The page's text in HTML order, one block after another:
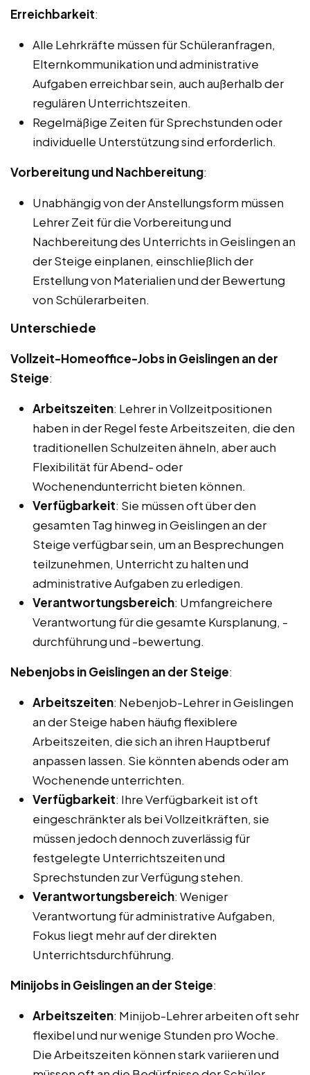
Erreichbarkeit:
Alle Lehrkräfte müssen für Schüleranfragen,
Elternkommunikation und administrative
Aufgaben erreichbar sein, auch außerhalb der
regulären Unterrichtszeiten.
Regelmäßige Zeiten für Sprechstunden oder
individuelle Unterstützung sind erforderlich.
Vorbereitung und Nachbereitung:
Unabhängig von der Anstellungsform müssen
Lehrer Zeit für die Vorbereitung und
Nachbereitung des Unterrichts in Geislingen an
der Steige einplanen, einschließlich der
Erstellung von Materialien und der Bewertung
von Schülerarbeiten.
Unterschiede
Vollzeit-Homeoffice-Jobs in Geislingen an der
Steige:
Arbeitszeiten: Lehrer in Vollzeitpositionen
haben in der Regel feste Arbeitszeiten, die den
traditionellen Schulzeiten ähneln, aber auch
Flexibilität für Abend- oder
Wochenendunterricht bieten können.
Verfügbarkeit: Sie müssen oft über den
gesamten Tag hinweg in Geislingen an der
Steige verfügbar sein, um an Besprechungen
teilzunehmen, Unterricht zu halten und
administrative Aufgaben zu erledigen.
Verantwortungsbereich: Umfangreichere
Verantwortung für die gesamte Kursplanung, -
durchführung und -bewertung.
Nebenjobs in Geislingen an der Steige:
Arbeitszeiten: Nebenjob-Lehrer in Geislingen
an der Steige haben häufig flexiblere
Arbeitszeiten, die sich an ihren Hauptberuf
anpassen lassen. Sie könnten abends oder am
Wochenende unterrichten.
Verfügbarkeit: Ihre Verfügbarkeit ist oft
eingeschränkter als bei Vollzeitkräften, sie
müssen jedoch dennoch zuverlässig für
festgelegte Unterrichtszeiten und
Sprechstunden zur Verfügung stehen.
Verantwortungsbereich: Weniger
Verantwortung für administrative Aufgaben,
Fokus liegt mehr auf der direkten
Unterrichtsdurchführung.
Minijobs in Geislingen an der Steige:
Arbeitszeiten: Minijob-Lehrer arbeiten oft sehr
flexibel und nur wenige Stunden pro Woche.
Die Arbeitszeiten können stark variieren und